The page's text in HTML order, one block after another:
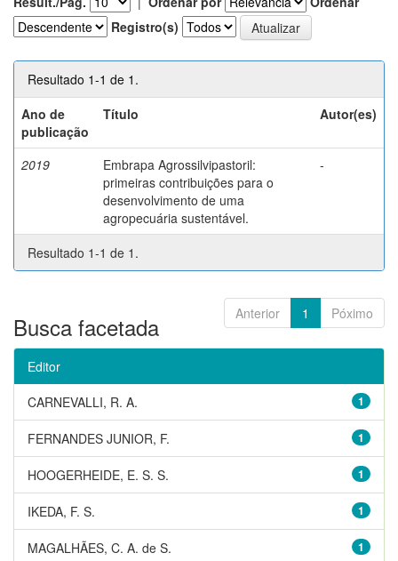
Registro(s)
Resultado 1-1 de 1.
Ano de
publicação
Título Autor(es)
2019
Embrapa Agrossilvipastoril:
primeiras contribuições para o
desenvolvimento de uma
agropecuária sustentável.
-
Resultado 1-1 de 1.
Anterior 1 Póximo
Busca facetada
Editor
1
CARNEVALLI, R. A.
1
FERNANDES JUNIOR, F.
1
HOOGERHEIDE, E. S. S.
1
IKEDA, F. S.
1
MAGALHÃES, C. A. de S.